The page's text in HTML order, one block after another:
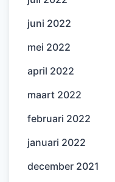
juni 2022
mei 2022
april 2022
maart 2022
februari 2022
januari 2022
december 2021